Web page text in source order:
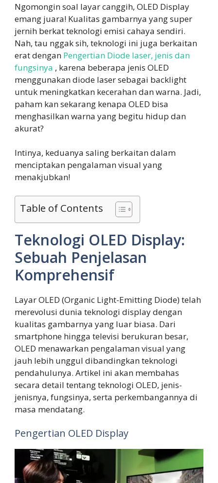
Ngomongin soal layar canggih, OLED Display
emang juara! Kualitas gambarnya yang super
jernih berkat teknologi emisi cahaya sendiri.
Nah, tau nggak sih, teknologi ini juga berkaitan
erat dengan Pengertian Diode laser, jenis dan
fungsinya , karena beberapa jenis OLED
menggunakan diode laser sebagai backlight
untuk meningkatkan kecerahan dan warna. Jadi,
paham kan sekarang kenapa OLED bisa
menghasilkan warna yang begitu hidup dan
akurat?
Intinya, keduanya saling berkaitan dalam
menciptakan pengalaman visual yang
menakjubkan!
Table of Contents
Teknologi OLED Display:
Sebuah Penjelasan
Komprehensif
Layar OLED (Organic Light-Emitting Diode) telah
merevolusi dunia teknologi display dengan
kualitas gambarnya yang luar biasa. Dari
smartphone hingga televisi berukuran besar,
OLED menawarkan pengalaman visual yang
jauh lebih unggul dibandingkan teknologi
pendahulunya. Artikel ini akan membahas
secara detail tentang teknologi OLED, jenis-
jenisnya, fungsinya, serta perkembangannya di
masa mendatang.
Pengertian OLED Display